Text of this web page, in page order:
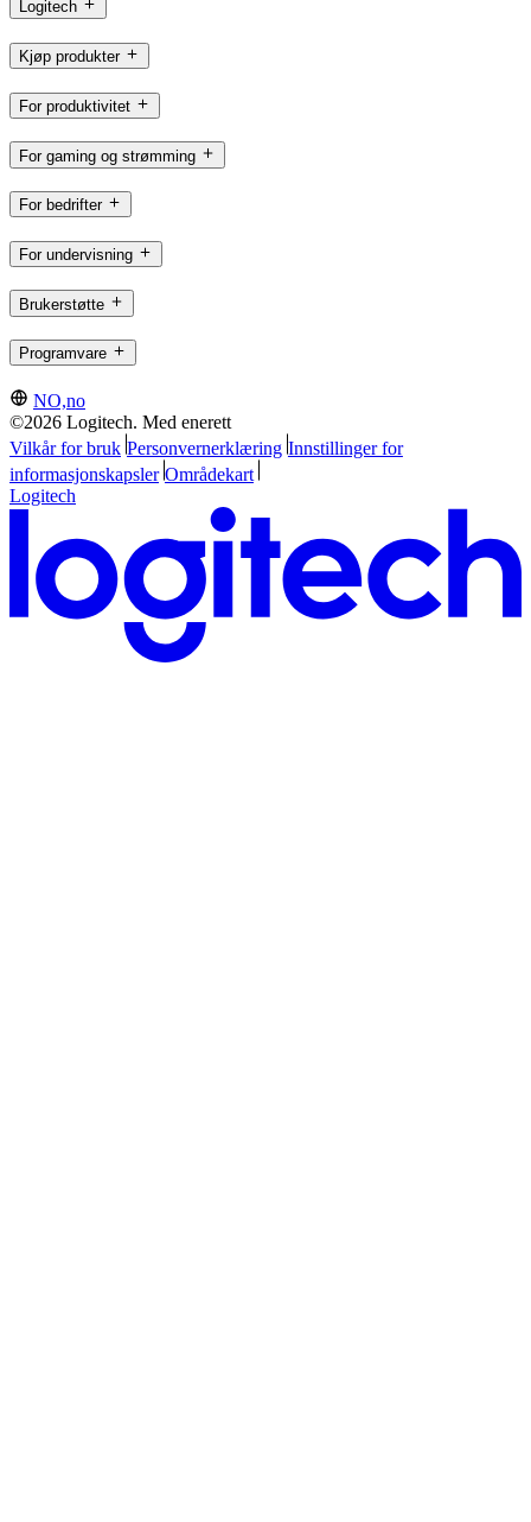
Logitech
Kjøp produkter
For produktivitet
For gaming og strømming
For bedrifter
For undervisning
Brukerstøtte
Programvare
NO,no
©2026 Logitech. Med enerett
Vilkår for bruk Personvernerklæring Innstillinger for
informasjonskapsler Områdekart
Logitech